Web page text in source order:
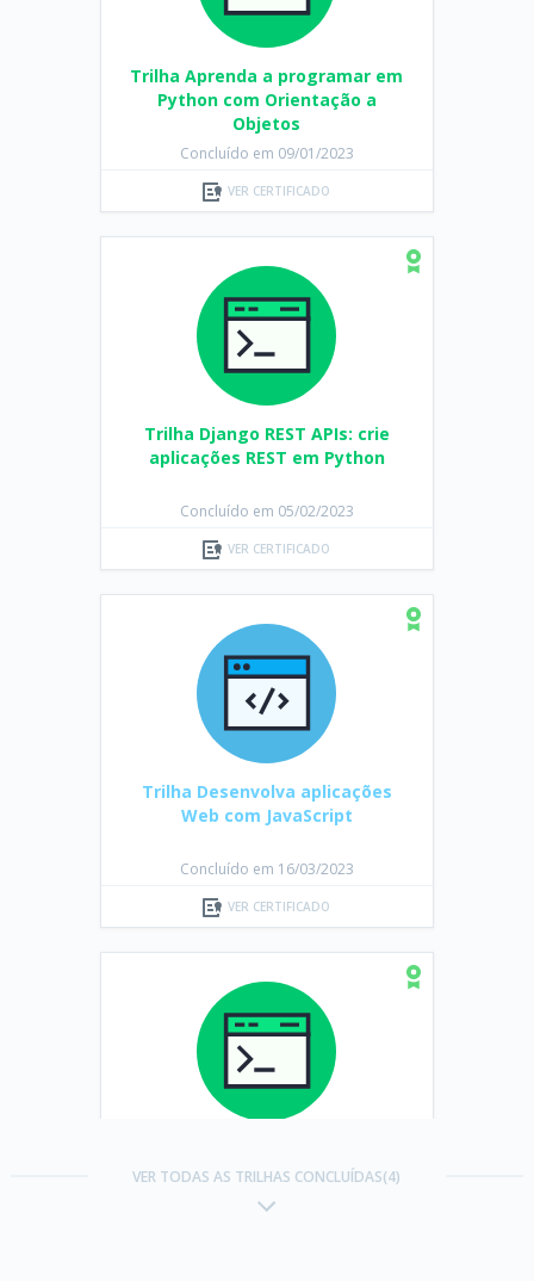
Trilha Aprenda a programar em
Python com Orientação a
Objetos
Concluído em 09/01/2023
VER CERTIFICADO
Trilha Django REST APIs: crie
aplicações REST em Python
Concluído em 05/02/2023
VER CERTIFICADO
Trilha Desenvolva aplicações
Web com JavaScript
Concluído em 16/03/2023
VER CERTIFICADO
em Python
VER TODAS AS TRILHAS CONCLUÍDAS(4)